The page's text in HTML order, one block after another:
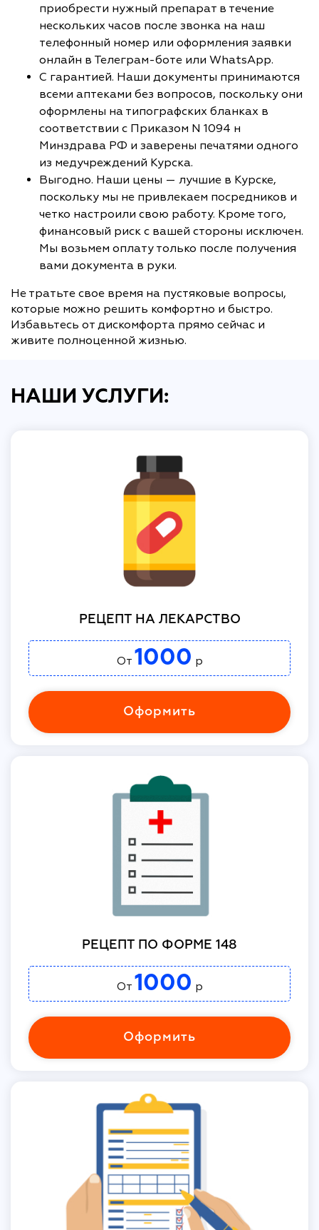
приобрести нужный препарат в течение
нескольких часов после звонка на наш
телефонный номер или оформления заявки
онлайн в Телеграм-боте или WhatsApp.
С гарантией. Наши документы принимаются
всеми аптеками без вопросов, поскольку они
оформлены на типографских бланках в
соответствии с Приказом N 1094 н
Минздрава РФ и заверены печатями одного
из медучреждений Курска.
Выгодно. Наши цены — лучшие в Курске,
поскольку мы не привлекаем посредников и
четко настроили свою работу. Кроме того,
финансовый риск с вашей стороны исключен.
Мы возьмем оплату только после получения
вами документа в руки.
Не тратьте свое время на пустяковые вопросы,
которые можно решить комфортно и быстро.
Избавьтесь от дискомфорта прямо сейчас и
живите полноценной жизнью.
НАШИ УСЛУГИ:
РЕЦЕПТ НА ЛЕКАРСТВО
От 1000 р
Оформить
РЕЦЕПТ ПО ФОРМЕ 148
От 1000 р
Оформить